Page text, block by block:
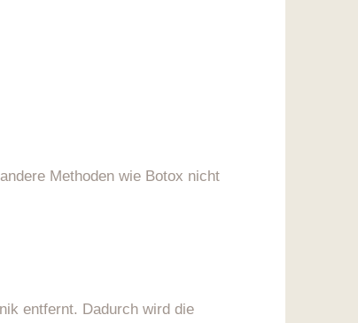
Methoden wie Botox nicht
entfernt. Dadurch wird die